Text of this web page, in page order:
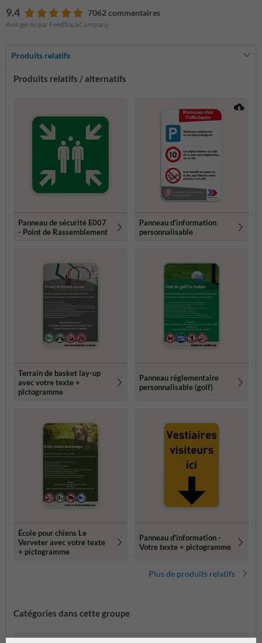
9.4 7062 commentaires
Avis gérés par FeedbackCompany
Produits relatifs
Produits relatifs / alternatifs
Panneau de sécurité E007
- Point de Rassemblement
Panneau d'information
personnalisable
Terrain de basket lay-up
avec votre texte +
pictogramme
Panneau réglementaire
personnalisable (golf)
École pour chiens Le
Verveter avec votre texte
+ pictogramme
Panneau d'information -
Votre texte + pictogramme
Plus de produits relatifs
Catégories dans cette groupe